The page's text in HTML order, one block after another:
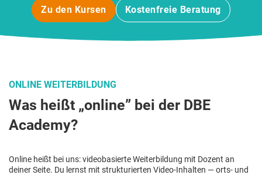
Zu den Kursen Kostenfreie Beratung
ONLINE WEITERBILDUNG
Was heißt „online” bei der DBE
Academy?
Online heißt bei uns: videobasierte Weiterbildung mit Dozent an
deiner Seite. Du lernst mit strukturierten Video-Inhalten — orts- und